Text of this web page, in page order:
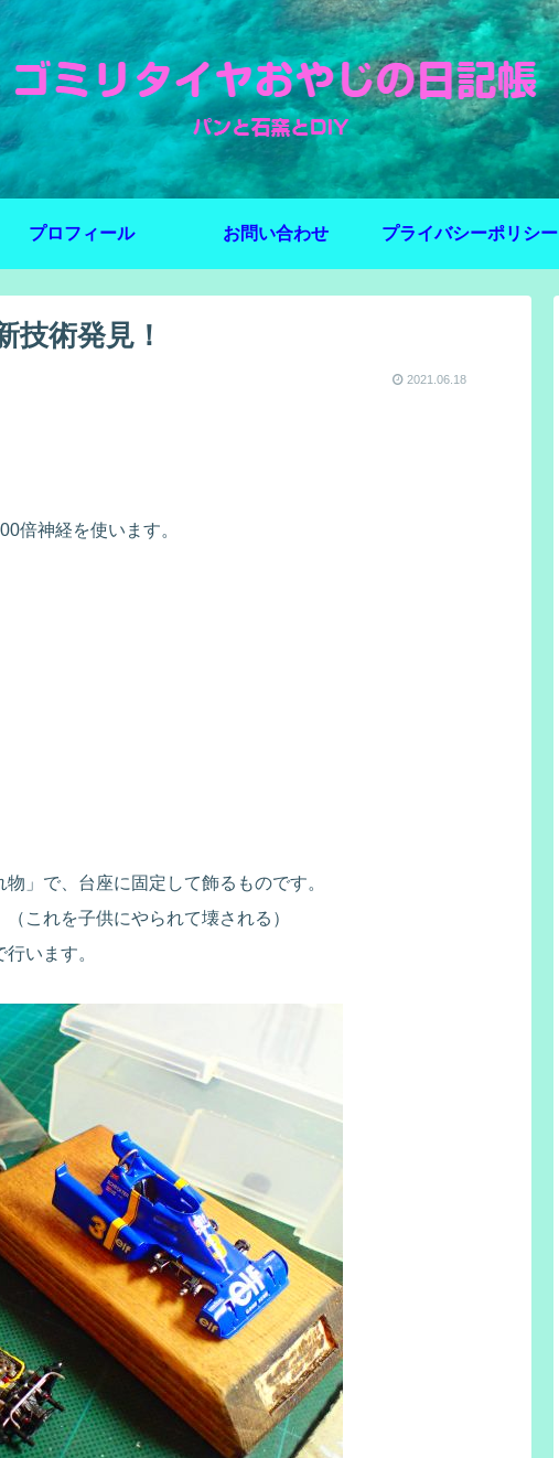
プロフィール お問い合わせ プライバシーポリシー
技術発見！
2021.06.18
倍神経を使います。
」で、台座に固定して飾るものです。
これを子供にやられて壊される）
います。